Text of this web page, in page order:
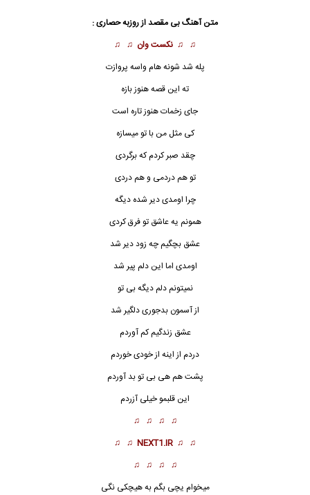
متن آهنگبی مقصداز روزبه حصاری :
♫ ♫ نکست وان ♫ ♫
پله شد شونه هام واسه پروازت
ته این قصه هنوز بازه
جای زخمات هنوز تاره است
کی مثل من با تو میسازه
چقد صبر کردم که برگردی
تو هم دردمی و هم دردی
چرا اومدی دیر شده دیگه
همونم یه عاشق تو فرق کردی
عشق بچگیم چه زود دیر شد
اومدی اما این دلم پیر شد
نمیتونم دلم دیگه بی تو
از آسمون بدجوری دلگیر شد
عشق زندگیم کم آوردم
دردم از اینه از خودی خوردم
پشت هم هی بی تو بد آوردم
این قلبمو خیلی آزردم
♫ ♫ ♫ ♫
♫ ♫
NEXT1.IR
♫ ♫
♫ ♫ ♫ ♫
میخوام یچی بگم به هیچکی نگی